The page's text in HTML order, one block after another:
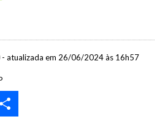
atualizada em 26/06/2024 às 16h57